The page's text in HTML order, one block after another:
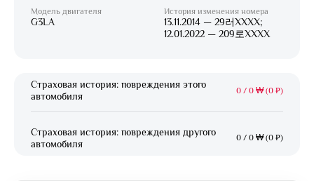
Модель двигателя
G3LA
История изменения номера
13.11.2014 — 29러XXXX;
12.01.2022 — 209로XXXX
Страховая история: повреждения этого
автомобиля
0 / 0 ₩ (0 ₽)
Страховая история: повреждения другого
автомобиля
0 / 0 ₩ (0 ₽)